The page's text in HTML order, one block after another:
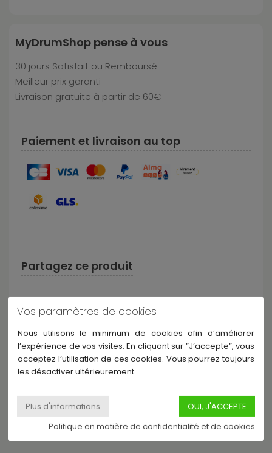
MyDrumShop pense à vous
30 jours Satisfait ou Remboursé
Meilleur prix garanti
Livraison gratuite à partir de 60€
Paiement et livraison au top
Partagez ce produit
Description
- Earth Sunburst
Vos paramètres de cookies
Nous utilisons le minimum de cookies afin d’améliorer
l’expérience de vos visites. En cliquant sur ”J’accepte”, vous
acceptez l’utilisation de ces cookies. Vous pourrez toujours
les désactiver ultérieurement.
Politique en matière de confidentialité et de cookies